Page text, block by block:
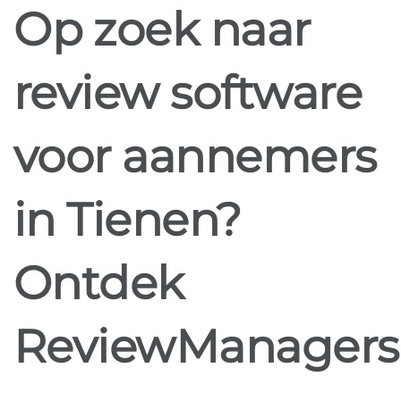
Op zoek naar
review software
voor aannemers
in Tienen?
Ontdek
ReviewManagers